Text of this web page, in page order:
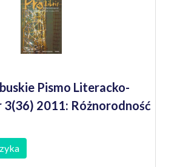
Pismo Literacko-
3(36) 2011: Różnorodność